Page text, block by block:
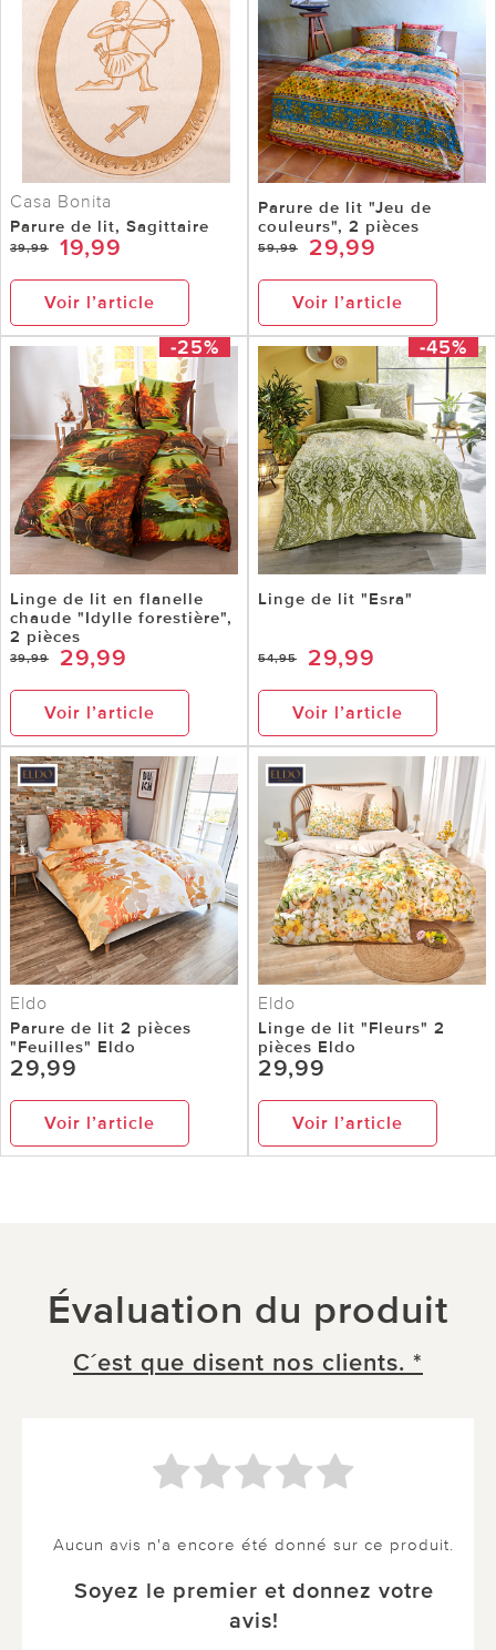
Casa Bonita
Parure de lit, Sagittaire
39,99 19,99
Voir l’article
Parure de lit "Jeu de
couleurs", 2 pièces
59,99 29,99
Voir l’article
-25%
Linge de lit en flanelle
chaude "Idylle forestière",
2 pièces
39,99 29,99
Voir l’article
-45%
Linge de lit "Esra"
54,95 29,99
Voir l’article
Eldo
Parure de lit 2 pièces
"Feuilles" Eldo
29,99
Voir l’article
Eldo
Linge de lit "Fleurs" 2
pièces Eldo
29,99
Voir l’article
Évaluation du produit
C´est que disent nos clients. *
Aucun avis n'a encore été donné sur ce produit.
Soyez le premier et donnez votre
avis!